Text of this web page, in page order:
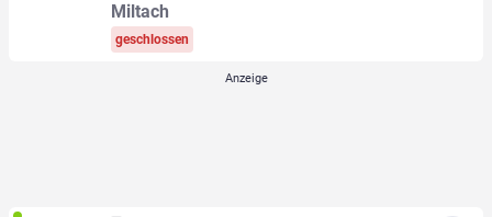
Miltach
geschlossen